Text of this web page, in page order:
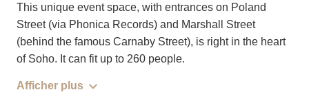
This unique event space, with entrances on Poland
Street (via Phonica Records) and Marshall Street
(behind the famous Carnaby Street), is right in the heart
of Soho. It can fit up to 260 people.
Afficher plus